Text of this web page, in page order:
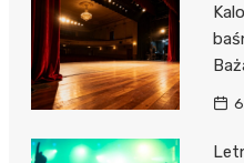
Apteki